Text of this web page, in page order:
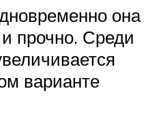
она
прочно. Среди
варианте